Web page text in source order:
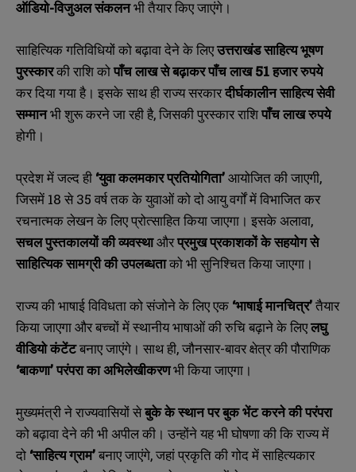
ऑडियो-विजुअल संकलनभी तैयार किए जाएंगे।
साहित्यिक गतिविधियों को बढ़ावा देने के लिएउत्तराखंड साहित्य भूषण
पुरस्कारकी राशि कोपाँच लाख से बढ़ाकर पाँच लाख 51हजार रुपये
कर दिया गया है। इसके साथ ही राज्य सरकारदीर्घकालीन साहित्य सेवी
सम्मानभी शुरू करने जा रही है, जिसकी पुरस्कार राशिपाँच लाख रुपये
होगी।
प्रदेश में जल्द ही ‘युवा कलमकार प्रतियोगिता’आयोजित की जाएगी,
जिसमें 18 से 35 वर्ष तक के युवाओं को दो आयु वर्गों में विभाजित कर
रचनात्मक लेखन के लिए प्रोत्साहित किया जाएगा। इसके अलावा,
सचल पुस्तकालयों की व्यवस्थाऔरप्रमुख प्रकाशकों के सहयोग से
साहित्यिक सामग्री की उपलब्धताको भी सुनिश्चित किया जाएगा।
राज्य की भाषाई विविधता को संजोने के लिए एक ‘भाषाई मानचित्र’तैयार
किया जाएगा और बच्चों में स्थानीय भाषाओं की रुचि बढ़ाने के लिएलघु
वीडियो कंटेंटबनाए जाएंगे। साथ ही, जौनसार-बावर क्षेत्र की पौराणिक
‘बाकणा’ परंपरा का अभिलेखीकरणभी किया जाएगा।
मुख्यमंत्री ने राज्यवासियों सेबुके के स्थान पर बुक भेंट करने की परंपरा
को बढ़ावा देने की भी अपील की। उन्होंने यह भी घोषणा की कि राज्य में
दो ‘साहित्य ग्राम’बनाए जाएंगे, जहां प्रकृति की गोद में साहित्यकार